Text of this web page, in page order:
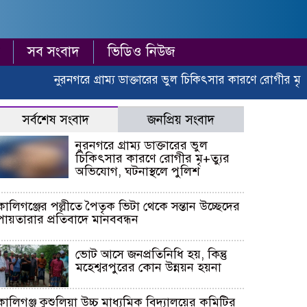
সব সংবাদ ভিডিও নিউজ
নুরনগরে গ্রাম্য ডাক্তারের ভুল চিকিৎসার কারণে রোগীর
সর্বশেষ সংবাদ জনপ্রিয় সংবাদ
নুরনগরে গ্রাম্য ডাক্তারের ভুল
চিকিৎসার কারণে রোগীর মৃ+ত্যুর
অভিযোগ, ঘটনাস্থলে পুলিশ
পল্লীতে পৈতৃক ভিটা থেকে সন্তান উচ্ছেদের
প্রতিবাদে মানববন্ধন
ভোট আসে জনপ্রতিনিধি হয়, কিন্তু
মহেশ্বরপুরের কোন উন্নয়ন হয়না
কুশুলিয়া উচ্চ মাধ্যমিক বিদ্যালয়ের কমিটির